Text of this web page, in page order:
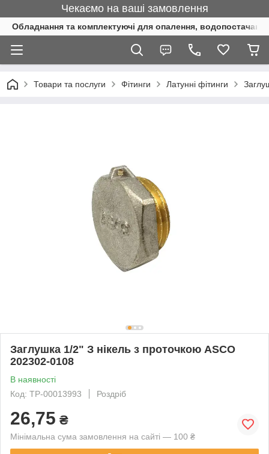
Чекаємо на ваші замовлення
Обладнання та комплектуючі для опалення, водопостачання
Товари та послуги Фітинги Латунні фітинги
Заглушка 1/2" З нікель з проточкою ASCO
202302-0108
В наявності
Код: ТР-00013993
Роздріб
26,75 ₴
Мінімальна сума замовлення на сайті — 100 ₴